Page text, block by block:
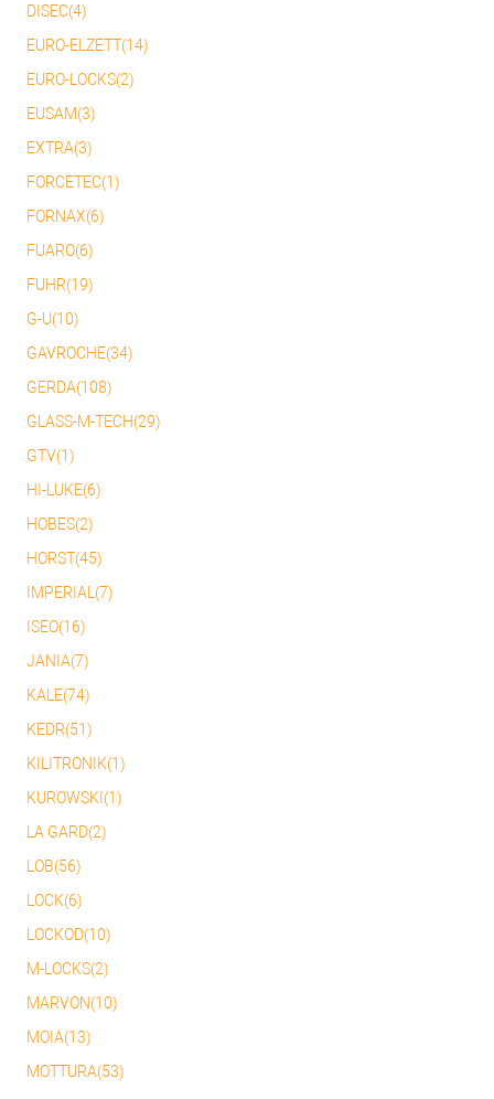
DISEC(4)
EURO-ELZETT(14)
EURO-LOCKS(2)
EUSAM(3)
EXTRA(3)
FORCETEC(1)
FORNAX(6)
FUARO(6)
FUHR(19)
G-U(10)
GAVROCHE(34)
GERDA(108)
GLASS-M-TECH(29)
GTV(1)
HI-LUKE(6)
HOBES(2)
HORST(45)
IMPERIAL(7)
ISEO(16)
JANIA(7)
KALE(74)
KEDR(51)
KILITRONIK(1)
KUROWSKI(1)
LA GARD(2)
LOB(56)
LOCK(6)
LOCKOD(10)
M-LOCKS(2)
MARVON(10)
MOIA(13)
MOTTURA(53)